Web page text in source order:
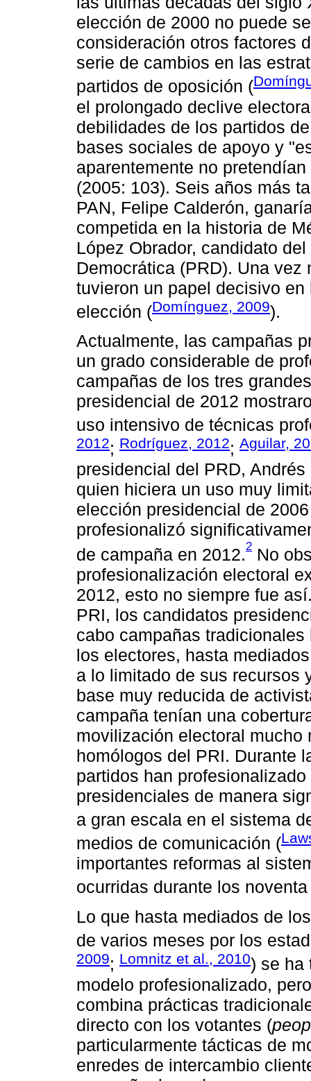
elección de 2000 no puede
consideración otros factores
serie de cambios en las
partidos de oposición (
el prolongado declive
debilidades de los partidos
bases sociales de apoyo y
aparentemente no
(2005: 103). Seis años más
PAN, Felipe Calderón,
competida en la historia de
López Obrador, candidato
Democrática (PRD). Una
tuvieron un papel decisivo
elección (Domínguez, 2009).
Actualmente, las campañas
un grado considerable de
campañas de los tres
presidencial de 2012
uso intensivo de técnicas
2012; Rodríguez, 2012; Aguilar,
presidencial del PRD,
quien hiciera un uso muy
elección presidencial de
profesionalizó
de campaña en 2012.2 No
profesionalización electoral
2012, esto no siempre fue
PRI, los candidatos
cabo campañas
los electores, hasta
a lo limitado de sus recursos
base muy reducida de
campaña tenían una
movilización electoral
homólogos del PRI. Durante
partidos han
presidenciales de manera
a gran escala en el sistema
medios de comunicación (
importantes reformas al
ocurridas durante los noventa
Lo que hasta mediados de
de varios meses por los
2009; Lomnitz et al., 2010) se ha
modelo profesionalizado,
combina prácticas
directo con los votantes (
particularmente tácticas de
enredes de intercambio